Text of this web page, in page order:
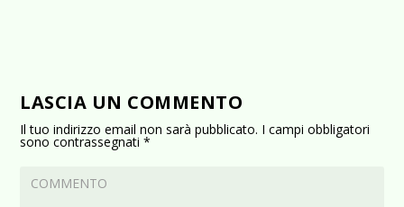
LASCIA UN COMMENTO
Il tuo indirizzo email non sarà pubblicato. I campi obbligatori
sono contrassegnati*